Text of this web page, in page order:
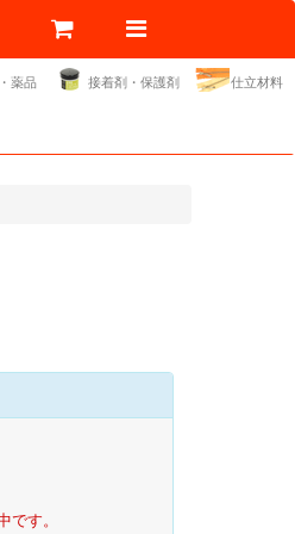
薬品 接着剤・保護剤 仕立材料
す。